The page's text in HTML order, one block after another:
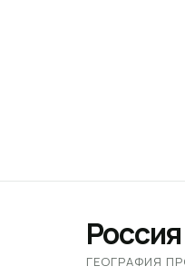
Россия
ГЕОГРАФИЯ